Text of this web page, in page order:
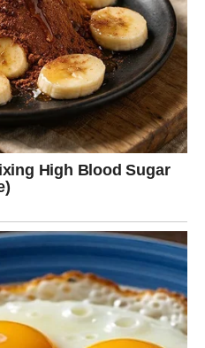
imati osjećaj da im se
susreti i neočekivani
vaše planove —